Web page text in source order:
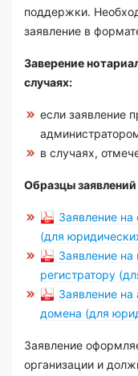
поддержки.
заявление в
Заверение
случаях:
если заявление
в случаях,
Образцы
Заявление
(для
Заявление
регистратору
Заявление на
домена (для
Заявление
организации и